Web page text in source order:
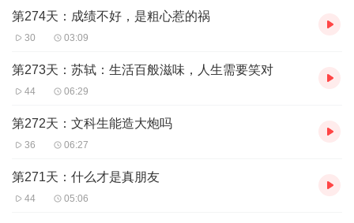
第274天：成绩不好，是粗心惹的祸
30 03:09
第273天：苏轼：生活百般滋味，人生需要笑对
44 06:29
第272天：文科生能造大炮吗
36 06:27
第271天：什么才是真朋友
44 05:06